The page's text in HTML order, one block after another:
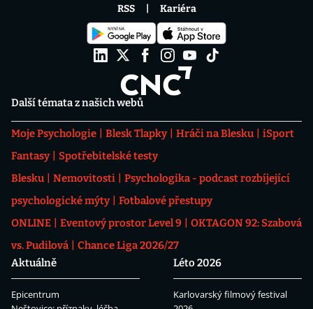
Další témata z našich webů
Moje Psychologie Blesk Tlapky Hráči na Blesku
iSport
Fantasy
Spotřebitelské testy
Blesku
Nemovitosti
Psychologika - podcast rozbíjející
psychologické mýty
Fotbalové přestupy
ONLINE
Eventový prostor Level 9
OKTAGON 92: Szabová
vs. Pudilová
Chance Liga 2026/27
Aktuálně
Epicentrum
Léto 2026
Karlovarský filmový festival
RSS Kariéra